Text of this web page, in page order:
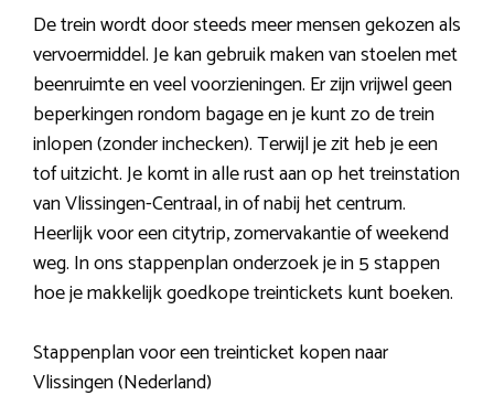
De trein wordt door steeds meer mensen gekozen als
vervoermiddel. Je kan gebruik maken van stoelen met
beenruimte en veel voorzieningen. Er zijn vrijwel geen
beperkingen rondom bagage en je kunt zo de trein
inlopen (zonder inchecken). Terwijl je zit heb je een
tof uitzicht. Je komt in alle rust aan op het treinstation
van Vlissingen-Centraal, in of nabij het centrum.
Heerlijk voor een citytrip, zomervakantie of weekend
weg. In ons stappenplan onderzoek je in 5 stappen
hoe je makkelijk goedkope treintickets kunt boeken.
Stappenplan voor een treinticket kopen naar
Vlissingen (Nederland)